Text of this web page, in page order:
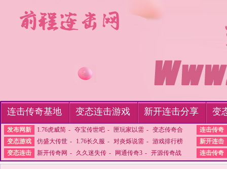
连击传奇基地 变态连击游戏 新开连击分享 变
发布网新 1.76虎威简 - 夺宝传世吧 - 匣玩家以需 - 变态传奇合
连击传奇
变态游戏
仿盛大传世 - 1.76长久服 - 对炎烁说需 - 游戏排行榜
新开连击
变态连击
新开传奇网 - 久久迷失传 - 网通传奇3 - 开源传奇战 连击传奇